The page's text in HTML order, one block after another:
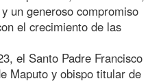
un generoso compromiso
el crecimiento de las
el Santo Padre Francisco
Maputo y obispo titular de